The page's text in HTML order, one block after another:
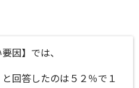
因】では、
回答したのは５２％で１